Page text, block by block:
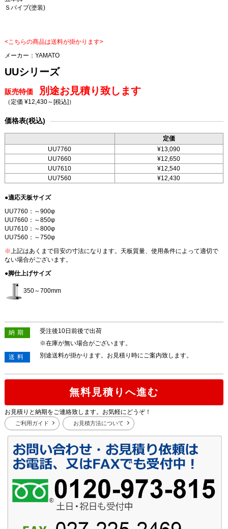
Ｓパイプ(塗装)
<こちらの商品は送料が掛かります>
メーカー： YAMATO
UUシリーズ
販売特価 別途お見積り致します
（定価 ¥12,430～ [税込] ）
価格表(税込)
定価
UU7760
¥13,090
UU7660
¥12,650
UU7610
¥12,540
UU7560
¥12,430
●適応天板サイズ
UU7760：～900φ
UU7660：～850φ
UU7610：～800φ
UU7560：～750φ
※上記はあくまで目安の寸法になります。天板質量、使用条件によって適切で
ない場合がございます。
●脚仕上げサイズ
350～700mm
納期
受注後10日前後で出荷
※在庫が無い場合がございます。
送料
別途送料が掛かります。お見積り時にご案内致します。
無料見積りへ進む
お見積りと納期をご連絡致します。お気軽にどうぞ！
ご利用ガイド お見積方法について